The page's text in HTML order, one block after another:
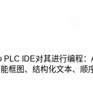
PLC IDE对其进行编程
框图、结构化文本、
使